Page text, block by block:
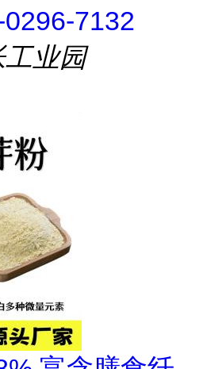
7132
业园